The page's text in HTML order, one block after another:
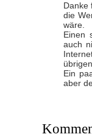
Danke
die
wäre.
Einen
auch
Ein
aber